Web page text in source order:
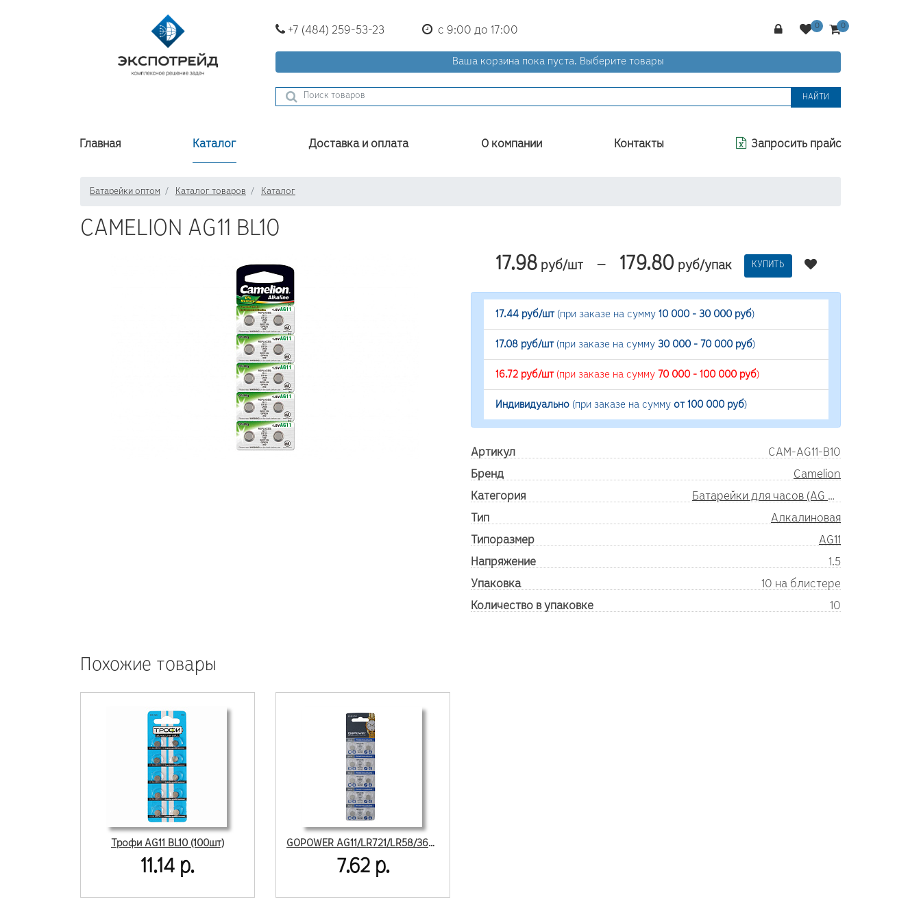
+7 (484) 259-53-23 с 9:00 до 17:00
Ваша корзина пока пуста. Выберите товары
НАЙТИ
Главная Каталог Доставка и оплата О компании Контакты Запросить прайс
Батарейки оптом Каталог товаров Каталог
CAMELION AG11 BL10
17.98руб/шт — 179.80 руб/упак КУПИТЬ
17.44 руб/шт(при заказе на сумму 10 000 - 30 000 руб)
17.08 руб/шт(при заказе на сумму 30 000 - 70 000 руб)
16.72 руб/шт(при заказе на сумму 70 000 - 100 000 руб)
Индивидуально (при заказе на сумму от 100 000 руб)
Артикул
CAM-AG11-B10
Бренд
Camelion
Категория
Батарейки для часов (AG SR)
Тип
Алкалиновая
Типоразмер
AG11
Напряжение
1.5
Упаковка
10 на блистере
Количество в упаковке
10
Похожие товары
Трофи AG11 BL10 (100шт)
11.14 р.
GOPOWER AG11/LR721/LR58/362A/162 BL10
7.62 р.